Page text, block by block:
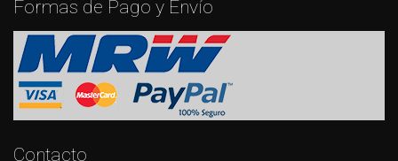
Formas de Pago y Envío
Contacto